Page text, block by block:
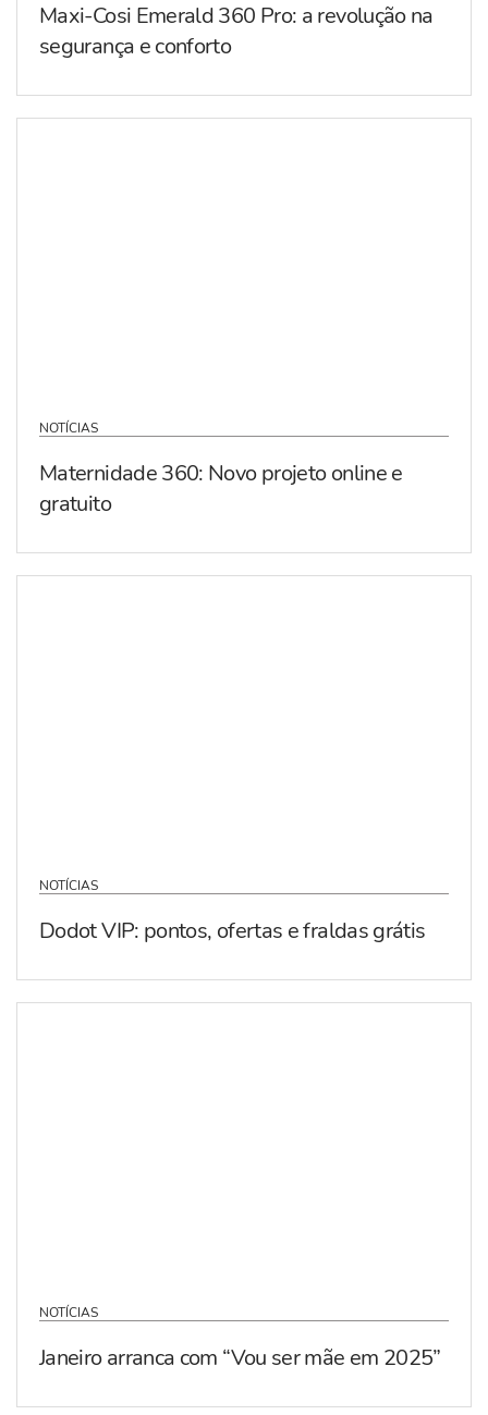
Maxi-Cosi Emerald 360 Pro: a revolução na
segurança e conforto
NOTÍCIAS
Maternidade 360: Novo projeto online e
gratuito
NOTÍCIAS
Dodot VIP: pontos, ofertas e fraldas grátis
NOTÍCIAS
Janeiro arranca com “Vou ser mãe em 2025”